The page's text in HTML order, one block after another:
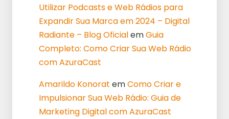
Utilizar Podcasts e Web Rádios para
Expandir Sua Marca em 2024 – Digital
Radiante – Blog OficialemGuia
Completo: Como Criar Sua Web Rádio
com AzuraCast
Amarildo Konorat emComo Criar e
Impulsionar Sua Web Rádio: Guia de
Marketing Digital com AzuraCast